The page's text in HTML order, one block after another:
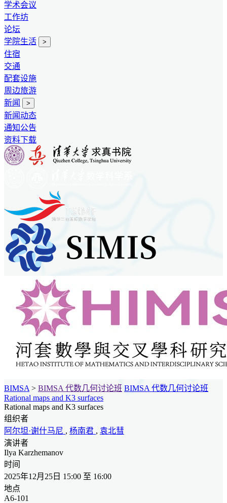
学术会议
工作坊
论坛
学院生活
>
住宿
交通
配套设施
周边旅游
新闻
>
新闻动态
通知公告
资料下载
BIMSA > BIMSA 代数几何讨论班 BIMSA 代数几何讨论班
Rational maps and K3 surfaces
Rational maps and K3 surfaces
组织者
阿尔坦·谢什马尼 , 杨南君 , 袁北彗
演讲者
Ilya Karzhemanov
时间
2025年12月25日 15:00 至 16:00
地点
A6-101